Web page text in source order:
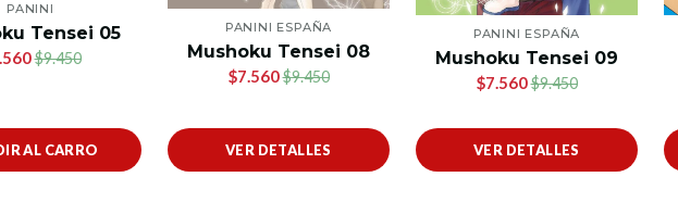
PANINI
Tensei 05
$9.450
AL CARRO
PANINI ESPAÑA
Mushoku Tensei 08
$7.560$9.450
VER DETALLES
PANINI ESPAÑA
Mushoku Tensei 09
$7.560$9.450
VER DETALLES